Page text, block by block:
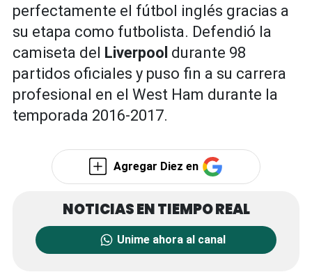
perfectamente el fútbol inglés gracias a
su etapa como futbolista. Defendió la
camiseta del
Liverpool durante 98
partidos oficiales y puso fin a su carrera
profesional en el West Ham durante la
temporada 2016-2017.
Agregar Diez en
Unime ahora al canal